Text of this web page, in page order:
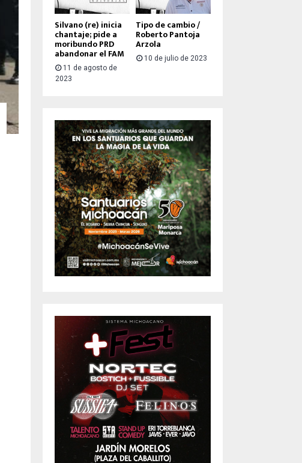
Silvano (re) inicia
chantaje; pide a
moribundo PRD
abandonar el FAM
11 de agosto de
2023
Tipo de cambio /
Roberto Pantoja
Arzola
10 de julio de 2023